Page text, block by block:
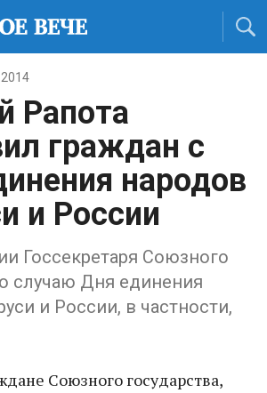
Рапота
граждан с
народов
и России
Госсекретаря Союзного
случаю Дня единения
и России, в частности,
Союзного государства,